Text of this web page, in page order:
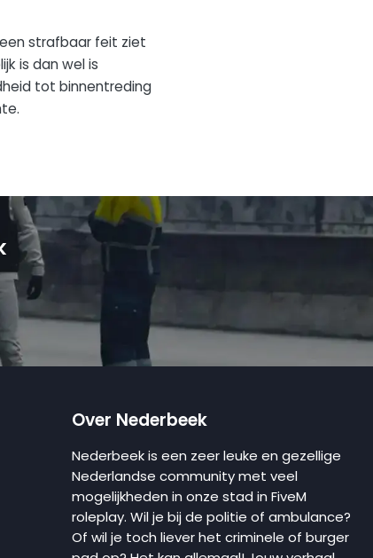
strafbaar feit ziet
is dan wel is
tot binnentreding
Over Nederbeek
Nederbeek is een zeer leuke en gezellige
Nederlandse community met veel
mogelijkheden in onze stad in FiveM
roleplay. Wil je bij de politie of ambulance?
Of wil je toch liever het criminele of burger